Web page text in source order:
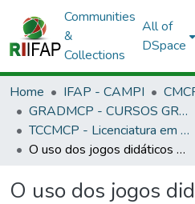
Communities
&
Collections
All of
DSpace
Home IFAP - CAMPI
GRADMCP - CURSOS GRADUAÇÃO - CAMPUS MACAPÁ
TCCMCP - Licenciatura em Informática
O uso dos jogos didáticos no processo de ensino e aprendizagem do 5º ano da disciplina de Matemática: Um Estudo de caso em Escola de Periferia da Cidade de Macapá-AP
O uso dos jogos